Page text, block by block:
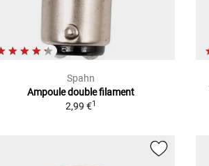
Spahn
Ampoule double filament
2,99 €1